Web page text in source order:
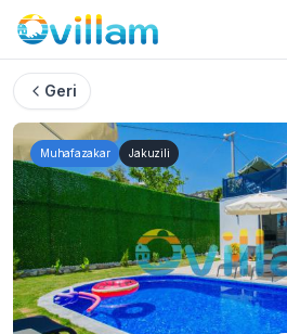
Geri
Muhafazakar Jakuzili